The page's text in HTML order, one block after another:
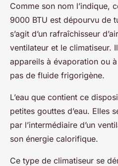
Comme son nom l’indique,
9000 BTU est dépourvu de
s’agit d’un rafraîchisseur
ventilateur et le climatiseur.
appareils à évaporation ou
pas de fluide frigorigène.
L’eau que contient ce
petites gouttes d’eau. Elles
par l’intermédiaire d’un
son énergie calorifique.
Ce type de climatiseur se